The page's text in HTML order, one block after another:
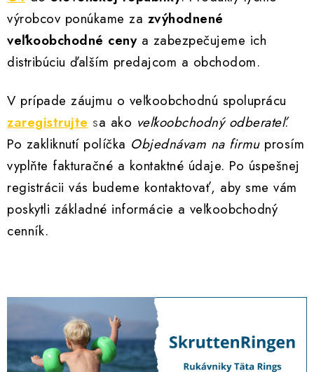
OBLEČENIE
OBUV
VŠETKO PRE DETI
HRAČKY DO VODY
PODVODNÉ SKÚTRE
TAŠKY A VAKY
OTUŽOVANIE
Predajňa Plutvy.sk Doručenie od 1,99€ O nás Kontakt
výrobcov ponúkame za zvýhodnené
veľkoobchodné cenya zabezpečujeme ich
distribúciu ďalším predajcom a obchodom.
V prípade záujmu o veľkoobchodnú spoluprácu
zaregistrujte sa ako veľkoobchodný odberateľ.
Po zakliknutí políčka Objednávam na firmuprosím
vyplňte fakturačné a kontaktné údaje. Po úspešnej
registrácii vás budeme kontaktovať, aby sme vám
poskytli základné informácie a veľkoobchodný
cenník.